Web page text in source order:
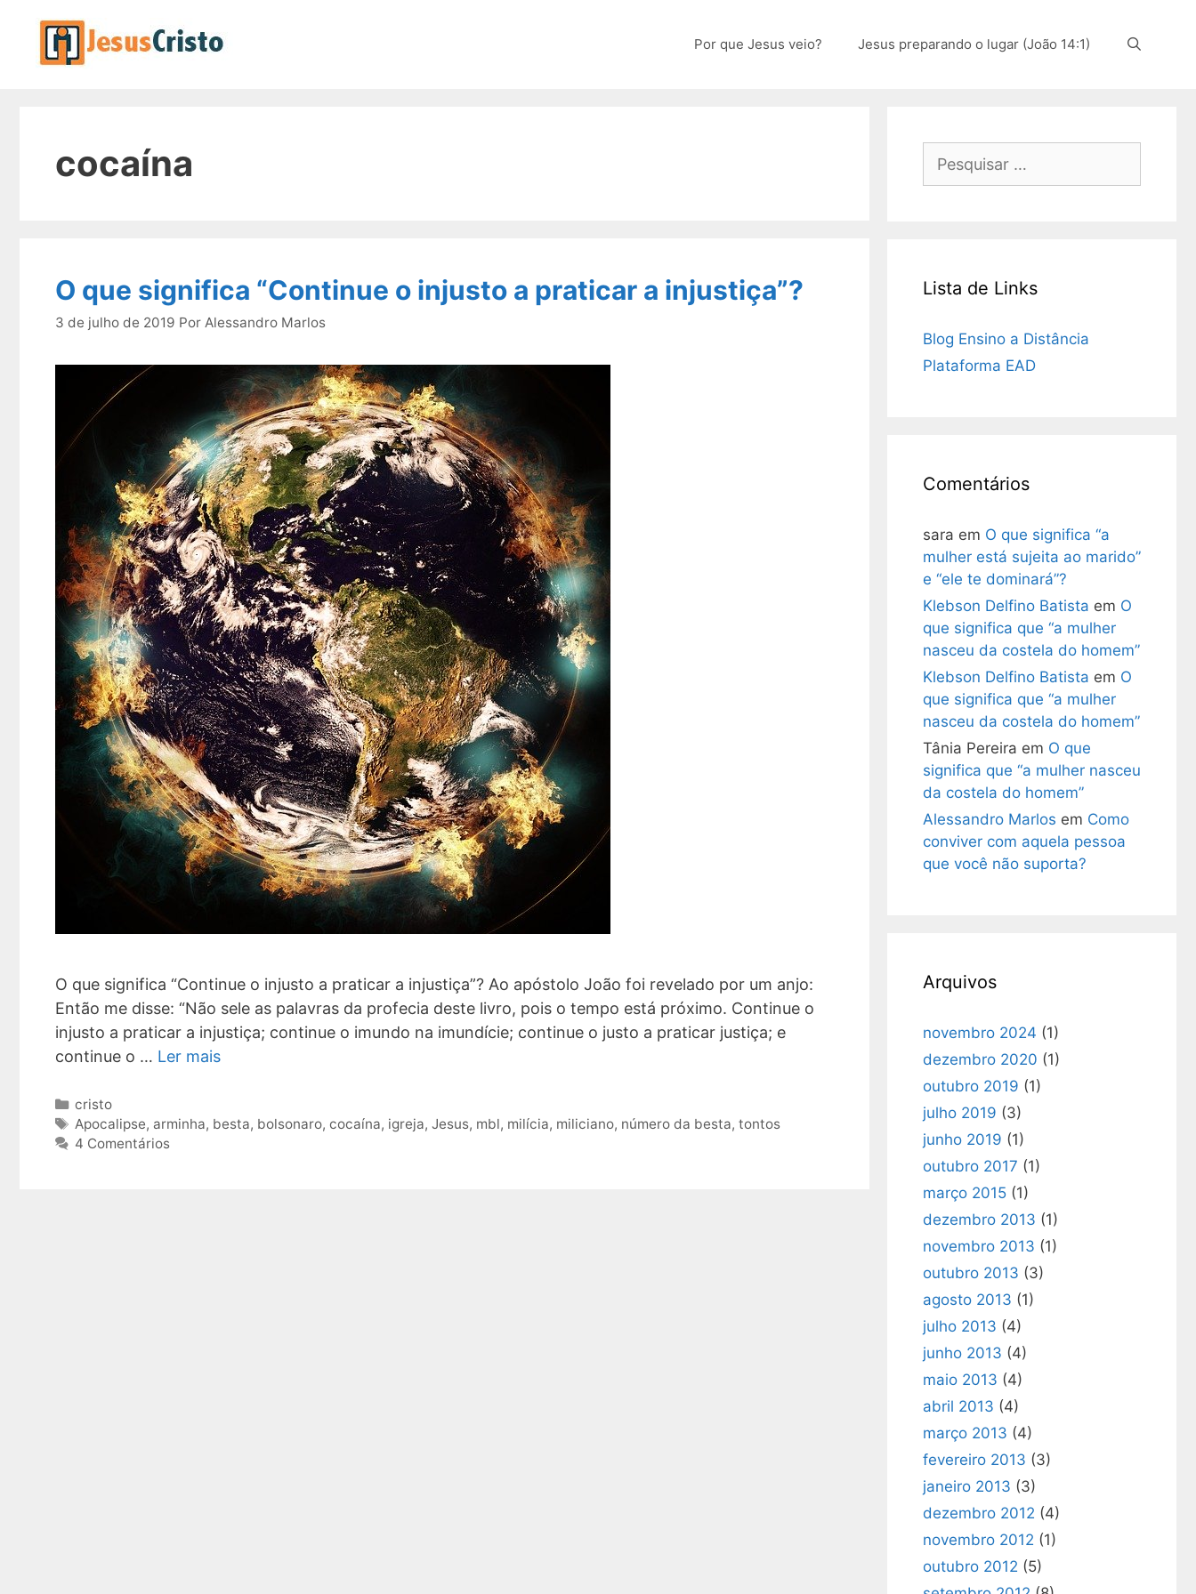
Por que Jesus veio? Jesus preparando o lugar (João 14:1)
cocaína
O que significa “Continue o injusto a praticar a injustiça”?
3 de julho de 2019 Por Alessandro Marlos
O que significa “Continue o injusto a praticar a injustiça”? Ao apóstolo João foi revelado por um anjo:
Então me disse: “Não sele as palavras da profecia deste livro, pois o tempo está próximo. Continue o
injusto a praticar a injustiça; continue o imundo na imundície; continue o justo a praticar justiça; e
continue o … Ler mais
Categorias
cristo
Tags
Apocalipse,arminha, besta, bolsonaro,cocaína, igreja,Jesus, mbl, milícia, miliciano, número da besta,tontos
4 Comentários
por:
Lista de Links
Blog Ensino a Distância
Plataforma EAD
Comentários
sara em O que significa “a
mulher está sujeita ao marido”
e “ele te dominará”?
Klebson Delfino Batista em O
que significa que “a mulher
nasceu da costela do homem”
Klebson Delfino Batista em O
que significa que “a mulher
nasceu da costela do homem”
Tânia Pereira em O que
significa que “a mulher nasceu
da costela do homem”
Alessandro Marlos em Como
conviver com aquela pessoa
que você não suporta?
Arquivos
novembro 2024 (1)
dezembro 2020 (1)
outubro 2019 (1)
julho 2019 (3)
junho 2019 (1)
outubro 2017 (1)
março 2015 (1)
dezembro 2013 (1)
novembro 2013 (1)
outubro 2013 (3)
agosto 2013 (1)
julho 2013 (4)
junho 2013 (4)
maio 2013 (4)
abril 2013 (4)
março 2013 (4)
fevereiro 2013 (3)
janeiro 2013 (3)
dezembro 2012 (4)
novembro 2012 (1)
outubro 2012 (5)